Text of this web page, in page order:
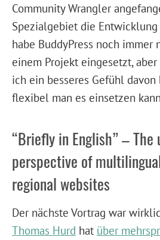
Community Wrangler
Spezialgebiet die Entwicklung
habe BuddyPress noch
einem Projekt eingesetzt, aber
ich ein besseres Gefühl
flexibel man es einsetzen
“Briefly in English” – The
perspective of
regional websites
Der nächste Vortrag war
Thomas Hurd hat über